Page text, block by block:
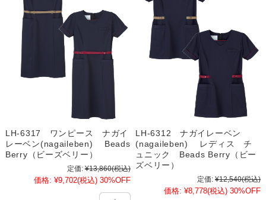
LH-6317 ワンピース ナガイ
レーベン(nagaileben) Beads
Berry（ビーズベリー）
定価: ¥13,860(税込)
価格: ¥9,702(税込) 30%OFF
LH-6312 ナガイレーベン
(nagaileben) レディス チ
ュニック Beads Berry（ビー
ズベリー）
定価: ¥12,540(税込)
価格: ¥8,778(税込) 30%OFF